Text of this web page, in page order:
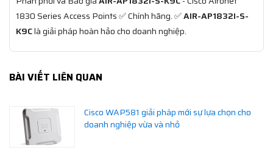
1830 Series Access Points ✅ Chính hãng. ✅AIR-AP1832I-S-
K9Clà giải pháp hoàn hảo cho doanh nghiệp.
BÀI VIẾT LIÊN QUAN
Cisco WAP581 giải pháp mới sự lựa chọn cho
doanh nghiệp vừa và nhỏ